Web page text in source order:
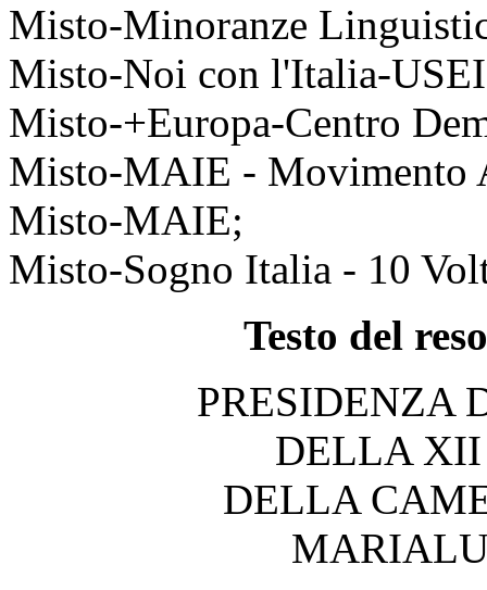
Misto-Minoranze
Misto-Noi con l'Italia-
Misto-+Europa-Centro
Misto-MAIE - Movimento
Misto-MAIE;
Misto-Sogno Italia - 10
Testo del
PRESIDENZA
DELLA XII
DELLA